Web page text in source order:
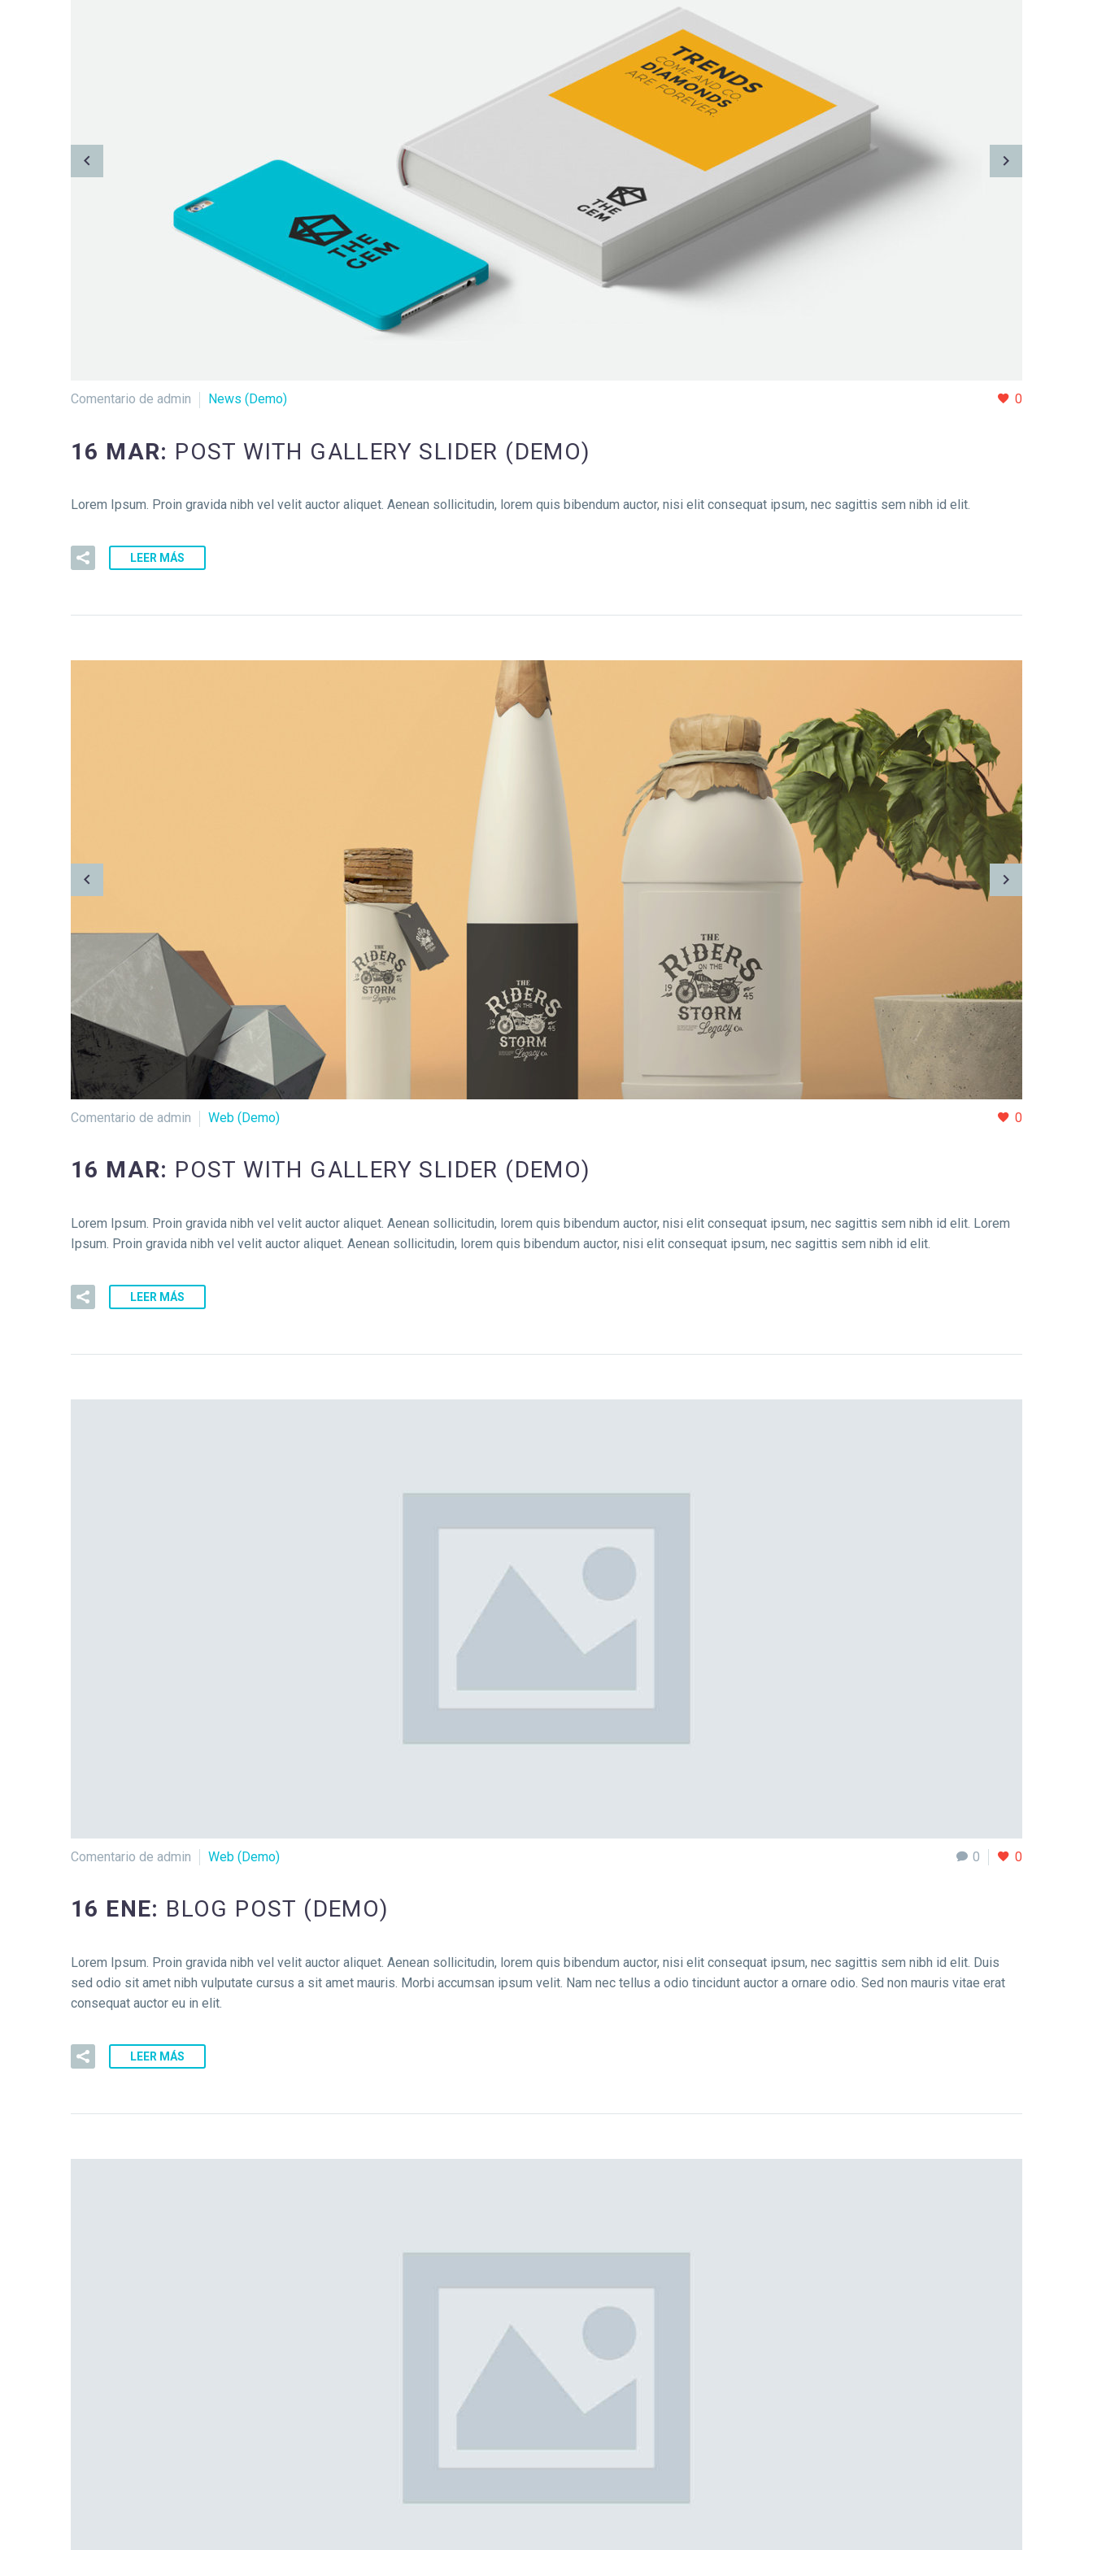
0
Comentario de admin News (Demo)
16 MAR: POST WITH GALLERY SLIDER (DEMO)
Lorem Ipsum. Proin gravida nibh vel velit auctor aliquet. Aenean sollicitudin, lorem quis bibendum auctor, nisi elit consequat ipsum, nec sagittis sem nibh id elit.
LEER MÁS
0
Comentario de admin Web (Demo)
16 MAR: POST WITH GALLERY SLIDER (DEMO)
Lorem Ipsum. Proin gravida nibh vel velit auctor aliquet. Aenean sollicitudin, lorem quis bibendum auctor, nisi elit consequat ipsum, nec sagittis sem nibh id elit. Lorem
Ipsum. Proin gravida nibh vel velit auctor aliquet. Aenean sollicitudin, lorem quis bibendum auctor, nisi elit consequat ipsum, nec sagittis sem nibh id elit.
LEER MÁS
0 0
Comentario de admin Web (Demo)
16 ENE: BLOG POST (DEMO)
Lorem Ipsum. Proin gravida nibh vel velit auctor aliquet. Aenean sollicitudin, lorem quis bibendum auctor, nisi elit consequat ipsum, nec sagittis sem nibh id elit. Duis
sed odio sit amet nibh vulputate cursus a sit amet mauris. Morbi accumsan ipsum velit. Nam nec tellus a odio tincidunt auctor a ornare odio. Sed non mauris vitae erat
consequat auctor eu in elit.
LEER MÁS